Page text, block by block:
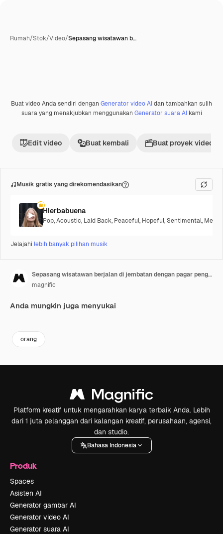
Rumah/Stok/Video/Sepasang wisatawan b…
Buat video Anda sendiri dengan Generator video AIdan tambahkan sulih
suara yang menakjubkan menggunakan Generator suara AIkami
Edit video Buat kembali Buat proyek video
Musik gratis yang direkomendasikan
Hierbabuena
Pop,Acoustic, Laid Back, Peaceful, Hopeful,Sentimental,
Jelajahi lebih banyak pilihan musik
Sepasang wisatawan berjalan di jembatan dengan pagar pengaman
magnific
Anda mungkin juga menyukai
orang
Platform kreatif untuk mengarahkan karya terbaik Anda. Lebih
dari 1 juta pelanggan dari kalangan kreatif, perusahaan, agensi,
dan studio.
Bahasa Indonesia
Produk
Spaces
Asisten AI
Generator gambar AI
Generator video AI
Generator suara AI